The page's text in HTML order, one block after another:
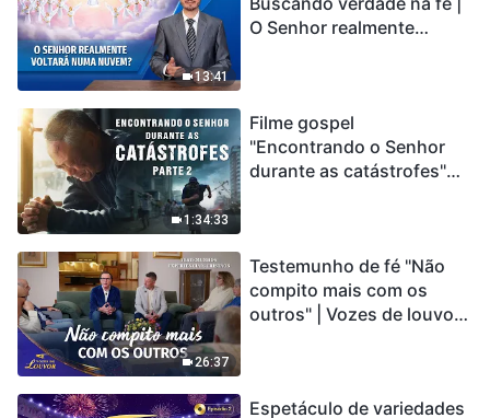
13:41
O Senhor realmente
1:34:33
Filme gospel
"Encontrando o Senhor
durante as catástrofes"
catástrofes ccontecem, a
humanidade está
entrando em contagem
26:37
Testemunho de fé "Não
compito mais com os
outros" | Vozes de louvor
Espetáculo de variedades